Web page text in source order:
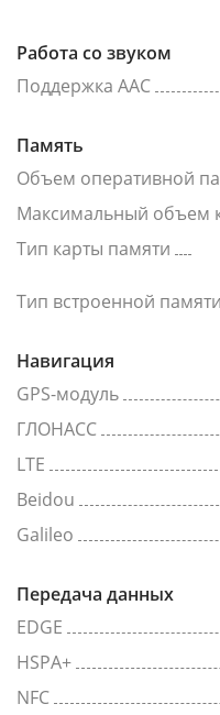
Работа со звуком
Поддержка AAC
Память
Объем оперативной
Максимальный объем
Тип карты памяти
Тип встроенной памяти
Навигация
GPS-модуль
ГЛОНАСС
LTE
Beidou
Galileo
Передача данных
EDGE
HSPA+
NFC